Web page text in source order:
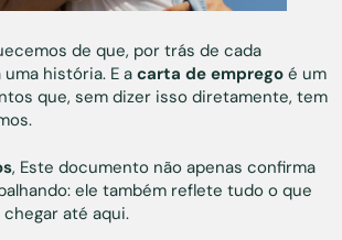
de que, por trás de cada
uma história. E a carta de emprego é um
que, sem dizer isso diretamente, tem
, Este documento não apenas confirma
ele também reflete tudo o que
até aqui.